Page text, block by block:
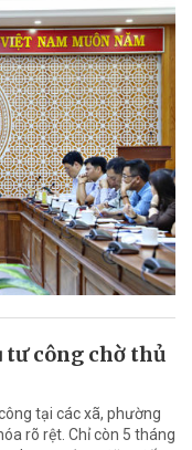
tư công chờ thủ
tại các xã, phường
rõ rệt. Chỉ còn 5 tháng